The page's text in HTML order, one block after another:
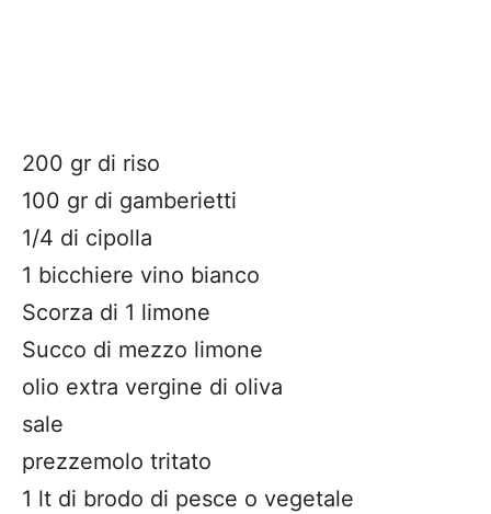
200 gr di riso
100 gr di gamberietti
1/4 di cipolla
1 bicchiere vino bianco
Scorza di 1 limone
Succo di mezzo limone
olio extra vergine di oliva
sale
prezzemolo tritato
1 lt di brodo di pesce o vegetale